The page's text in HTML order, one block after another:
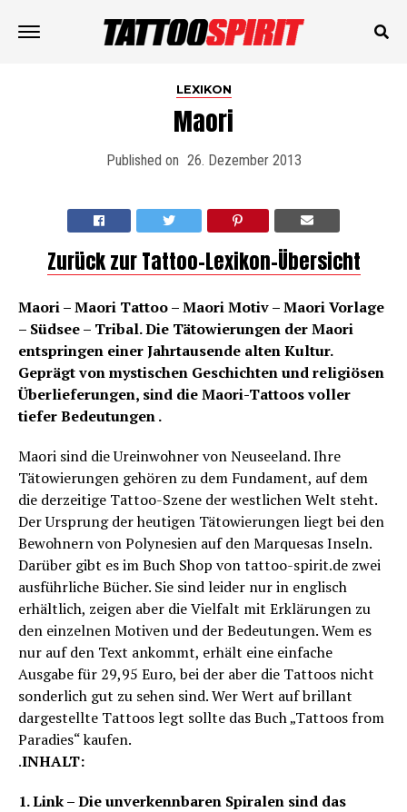
LEXIKON
Maori
Published on 26. Dezember 2013
Zurück zur Tattoo-Lexikon-Übersicht
Maori – Maori Tattoo – Maori Motiv – Maori Vorlage
– Südsee – Tribal. Die Tätowierungen der Maori
entspringen einer Jahrtausende alten Kultur.
Geprägt von mystischen Geschichten und religiösen
Überlieferungen, sind die Maori-Tattoos voller
tiefer Bedeutungen .
Maori sind die Ureinwohner von Neuseeland. Ihre
Tätowierungen gehören zu dem Fundament, auf dem
die derzeitige Tattoo-Szene der westlichen Welt steht.
Der Ursprung der heutigen Tätowierungen liegt bei den
Bewohnern von Polynesien auf den Marquesas Inseln.
Darüber gibt es im Buch Shop von tattoo-spirit.de zwei
ausführliche Bücher. Sie sind leider nur in englisch
erhältlich, zeigen aber die Vielfalt mit Erklärungen zu
den einzelnen Motiven und der Bedeutungen. Wem es
nur auf den Text ankommt, erhält eine einfache
Ausgabe für 29,95 Euro, bei der aber die Tattoos nicht
sonderlich gut zu sehen sind. Wer Wert auf brillant
dargestellte Tattoos legt sollte das Buch „Tattoos from
Paradies“ kaufen.
.INHALT:
1. Link – Die unverkennbaren Spiralen sind das